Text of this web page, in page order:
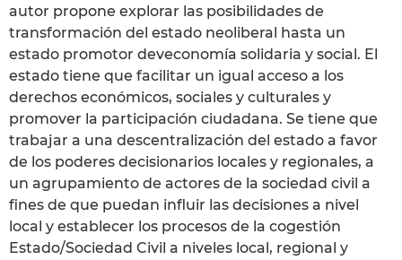
autor propone explorar las posibilidades de
transformación del estado neoliberal hasta un
estado promotor deveconomía solidaria y social. El
estado tiene que facilitar un igual acceso a los
derechos económicos, sociales y culturales y
promover la participación ciudadana. Se tiene que
trabajar a una descentralización del estado a favor
de los poderes decisionarios locales y regionales, a
un agrupamiento de actores de la sociedad civil a
fines de que puedan influir las decisiones a nivel
local y establecer los procesos de la cogestión
Estado/Sociedad Civil a niveles local, regional y